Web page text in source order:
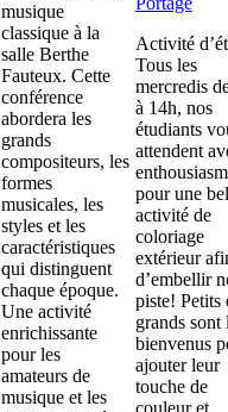
musique
classique à la
salle Berthe
Fauteux. Cette
conférence
abordera les
grands
compositeurs, les
formes
musicales, les
styles et les
caractéristiques
qui distinguent
chaque époque.
Une activité
enrichissante
pour les
amateurs de
musique et les
Activité
Tous les
mercredis
à 14h, nos
étudiants
attendent
pour une
activité de
coloriage
extérieur
d’embellir
piste! Petits
grands sont
bienvenus
ajouter leur
touche de